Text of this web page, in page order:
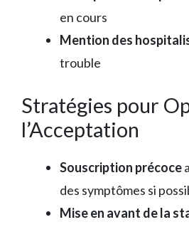
en cours
Mention des
trouble
Stratégies pour
l’Acceptation
Souscription précoce
des symptômes si
Mise en avant de la